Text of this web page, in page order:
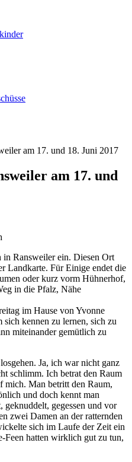
am 17. und 18. Juni 2017
am 17. und
Ransweiler ein. Diesen Ort
Landkarte. Für Einige endet die
oder kurz vorm Hühnerhof,
in die Pfalz, Nähe
im Hause von Yvonne
kennen zu lernen, sich zu
miteinander gemütlich zu
Ja, ich war nicht ganz
schlimm. Ich betrat den Raum
mich. Man betritt den Raum,
und doch kennt man
gegessen und vor
zwei Damen an der ratternden
sich im Laufe der Zeit ein
Feen hatten wirklich gut zu tun,